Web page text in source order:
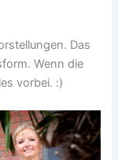
Das
Wenn die
vorbei. :)